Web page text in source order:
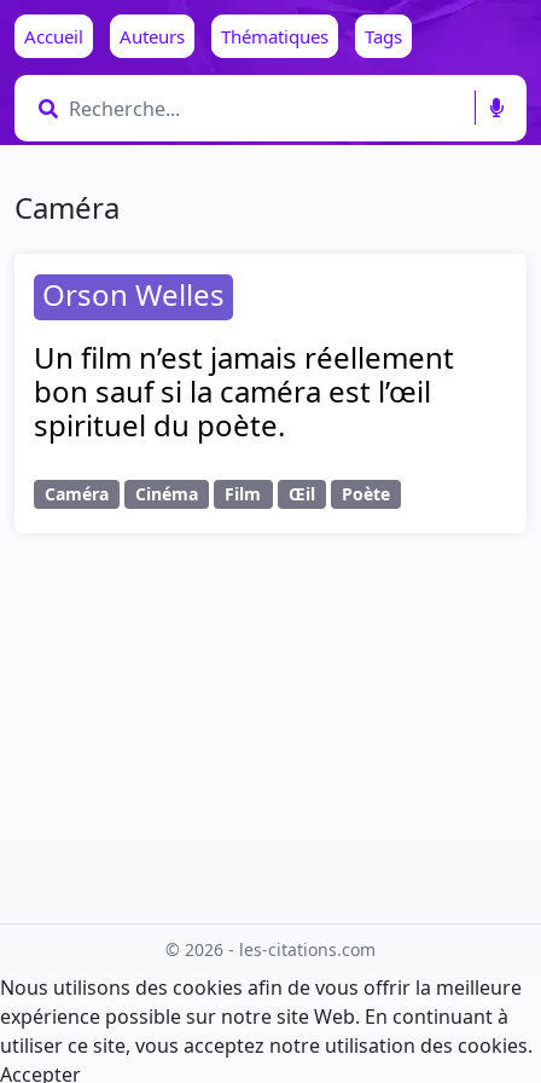
Accueil Auteurs Thématiques Tags
Caméra
Orson Welles
Un film n’est jamais réellement
bon sauf si la caméra est l’œil
spirituel du poète.
Caméra Cinéma Film Œil Poète
© 2026 - les-citations.com
Nous utilisons des cookies afin de vous offrir la meilleure
expérience possible sur notre site Web. En continuant à
utiliser ce site, vous acceptez notre utilisation des cookies.
Accepter